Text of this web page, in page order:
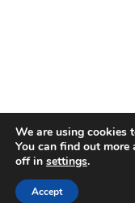
We are using cookies
You can find out
off in settings.
Accept